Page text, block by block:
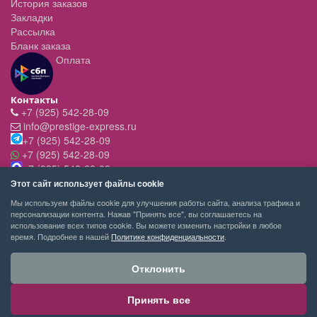
История заказов
Закладки
Рассылка
Бланк заказа
Оплата
Контакты
+7 (925) 542-28-09
info@prestige-express.ru
+7 (925) 542-28-09
+7 (925) 542-28-09
+7 (925) 542-28-09
Режим работы:
- вт-пт с 11:00 до 20:00
- сб - c 11.00 до 19.00
- вск,пн - выходной
PRESTIGE-EXPRESS сервис покупок © 2026
Этот сайт использует файлы cookie
Мы используем файлы cookie для улучшения работы сайта, анализа трафика и
персонализации контента. Нажав "Принять все", вы соглашаетесь на
использование всех типов cookie. Вы можете изменить настройки в любое
время. Подробнее в нашей Политике конфиденциальности
Отклонить
Принять все